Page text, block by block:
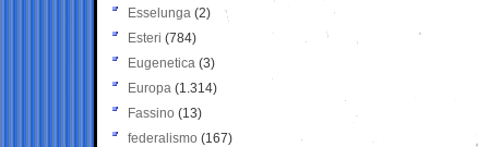
Esselunga (2)
Esteri (784)
Eugenetica (3)
Europa (1.314)
Fassino (13)
federalismo (167)